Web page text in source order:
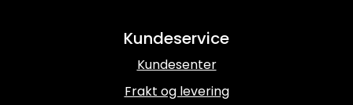
Kundeservice
Kundesenter
Frakt og levering